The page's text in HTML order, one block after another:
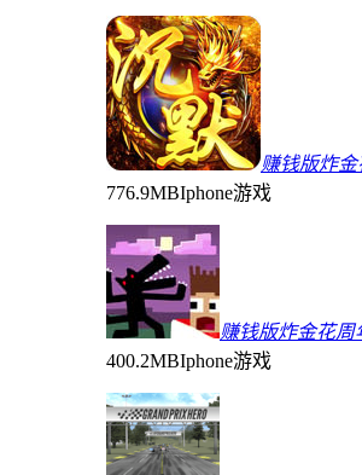
赚钱版炸
776.9MBIphone游戏
赚钱版炸金花周
400.2MBIphone游戏